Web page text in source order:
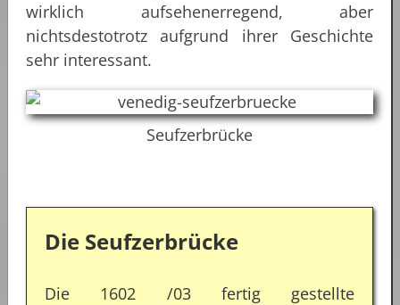
wirklich aufsehenerregend, aber
nichtsdestotrotz aufgrund ihrer Geschichte
sehr interessant.
Seufzerbrücke
Die Seufzerbrücke
Die 1602 /03 fertig gestellte